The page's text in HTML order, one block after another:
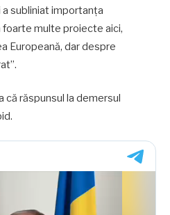
a subliniat importanța
multe proiecte aici,
Europeană, dar despre
că răspunsul la demersul